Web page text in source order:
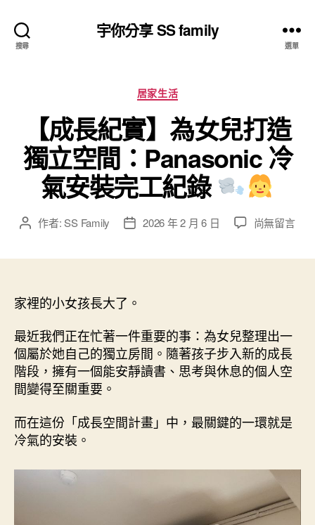
搜尋
宇你分享 SS family
選單
分
類
居家生活
【成長紀實】為女兒打造
獨立空間：Panasonic 冷
氣安裝完工紀錄
文 作者:SS Family
文
期
2026 年 2 月 6 日
在
兒
打
造
獨
間：
氣
安
完
尚無留言
家裡的小女孩長大了。
最近我們正在忙著一件重要的事：為女兒整理出一
個屬於她自己的獨立房間。隨著孩子步入新的成長
階段，擁有一個能安靜讀書、思考與休息的個人空
間變得至關重要。
而在這份「成長空間計畫」中，最關鍵的一環就是
冷氣的安裝。